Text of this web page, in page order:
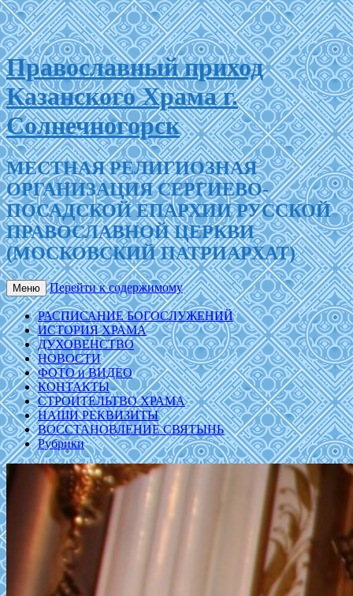
Православный приход
Казанского Храма г.
Солнечногорск
МЕСТНАЯ РЕЛИГИОЗНАЯ
ОРГАНИЗАЦИЯ СЕРГИЕВО-
ПОСАДСКОЙ ЕПАРХИИ РУССКОЙ
ПРАВОСЛАВНОЙ ЦЕРКВИ
(МОСКОВСКИЙ ПАТРИАРХАТ)
Меню Перейти к содержимому
РАСПИСАНИЕ БОГОСЛУЖЕНИЙ
ИСТОРИЯ ХРАМА
ДУХОВЕНСТВО
НОВОСТИ
ФОТО и ВИДЕО
КОНТАКТЫ
СТРОИТЕЛЬТВО ХРАМА
НАШИ РЕКВИЗИТЫ
ВОССТАНОВЛЕНИЕ СВЯТЫНЬ
Рубрики